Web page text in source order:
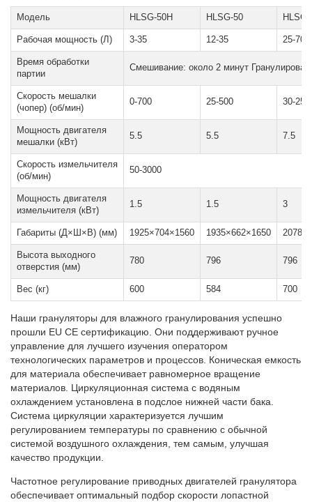
Модель HLSG-50H HLSG-50 HLSG-
Рабочая мощность (Л) 3-35 12-35 25-70
Время обработки
партии
Смешивание: около 2 минут
Скорость мешалки
(чопер) (об/мин)
0-700 25-500 30-250
Мощность двигателя
мешалки (кВт)
5.5 5.5 7.5
Скорость измельчителя
(об/мин)
50-3000
Мощность двигателя
измельчителя (кВт)
1.5 1.5 3
Габариты (Д×Ш×В) (мм) 1925×704×1560 1935×662×1650
Высота выходного
отверстия (мм)
780 796 796
Вес (кг) 600 584 700
Наши грануляторы для влажного гранулирования успешно
прошли EU CE сертификацию. Они поддерживают ручное
управление для лучшего изучения оператором
технологических параметров и процессов. Коническая емкость
для материала обеспечивает равномерное вращение
материалов. Циркуляционная система с водяным
охлаждением установлена в подслое нижней части бака.
Система циркуляции характеризуется лучшим
регулированием температуры по сравнению с обычной
системой воздушного охлаждения, тем самым, улучшая
качество продукции.
Частотное регулирование приводных двигателей гранулятора
обеспечивает оптимальный подбор скорости лопастной